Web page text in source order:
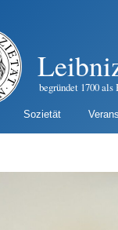
begründet 1700
Sozietät